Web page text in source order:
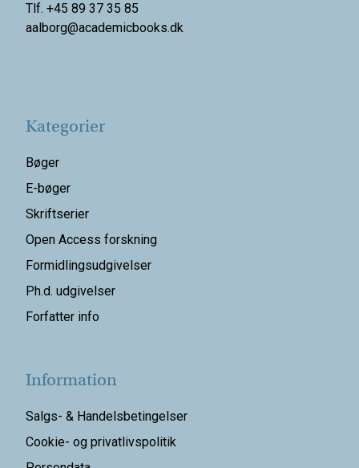
Tlf. +45 89 37 35 85
aalborg@academicbooks.dk
Kategorier
Bøger
E-bøger
Skriftserier
Open Access forskning
Formidlingsudgivelser
Ph.d. udgivelser
Forfatter info
Information
Salgs- & Handelsbetingelser
Cookie- og privatlivspolitik